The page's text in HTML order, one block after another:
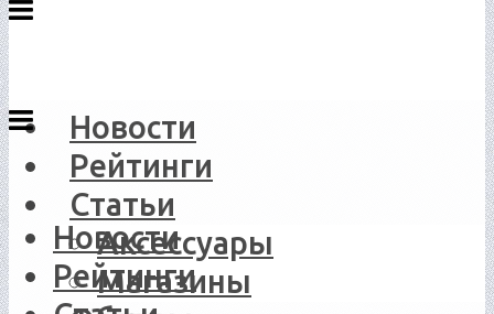
Новости
Рейтинги
Статьи
Аксессуары
Магазины
Новости
Рейтинги